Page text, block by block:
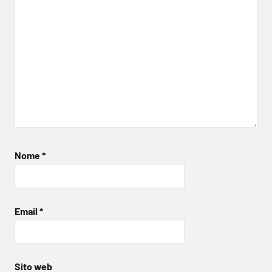
Nome*
Email *
Sito web